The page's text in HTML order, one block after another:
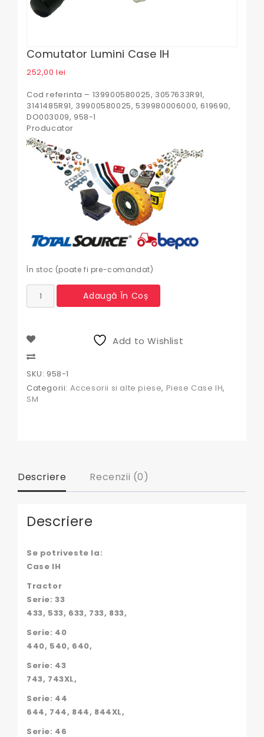
Comutator Lumini Case IH
252,00lei
Cod referinta – 139900580025, 3057633R91,
3141485R91, 39900580025, 539980006000, 619690,
DO003009, 958-1
Producator
În stoc (poate fi pre-comandat)
Cantitate
Comutator
IH
Adaugă În Coș
Add to Wishlist
SKU: 958-1
Categorii: Accesorii si alte piese, Piese Case IH,
SM
Descriere Recenzii (0)
Descriere
Se potriveste la:
Case IH
Tractor
Serie: 33
433, 533, 633, 733, 833,
Serie: 40
440, 540, 640,
Serie: 43
743, 743XL,
Serie: 44
644, 744, 844, 844XL,
Serie: 46